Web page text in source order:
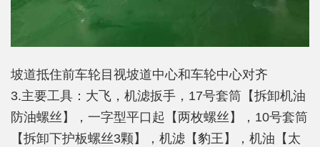
坡道抵住前车轮目视坡道中心和车轮中心对齐
3.主要工具：大飞，机滤扳手，17号套筒【拆卸机油
防油螺丝】，一字型平口起【两枚螺丝】，10号套筒
【拆卸下护板螺丝3颗】，机滤【豹王】，机油【太